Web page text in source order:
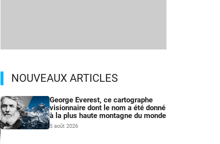
NOUVEAUX ARTICLES
George Everest, ce cartographe
visionnaire dont le nom a été donné
à la plus haute montagne du monde
5 août 2026